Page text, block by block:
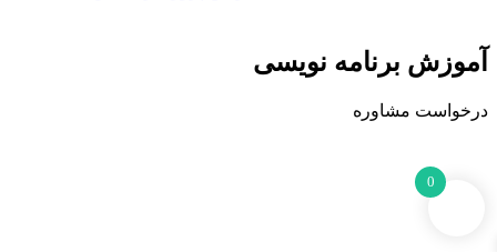
آموزش برنامه نویسی
درخواست مشاوره